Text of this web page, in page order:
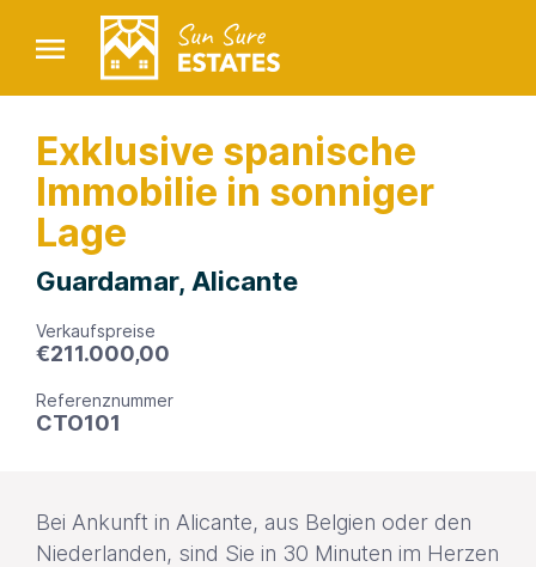
Exklusive spanische
Immobilie in sonniger
Lage
Guardamar, Alicante
Verkaufspreise
€211.000,00
Referenznummer
CTO101
Bei Ankunft in Alicante, aus Belgien oder den
Niederlanden, sind Sie in 30 Minuten im Herzen